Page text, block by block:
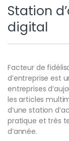
Station
digital
Facteur de
d’entreprise est
entreprises
les articles
d’une station
pratique et très
d’année.